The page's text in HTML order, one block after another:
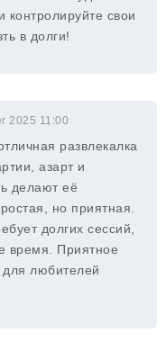
контролируйте свои
в долги!
2025 11:00
развлекалка
азарт и
делают её
но приятная.
долгих сессий,
время. Приятное
любителей